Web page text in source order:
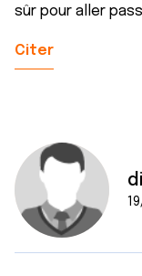
sûr pour aller
Citer